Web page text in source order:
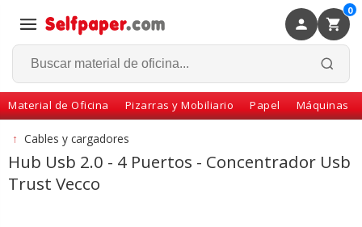
0
Material de Oficina Pizarras y Mobiliario Papel Máquinas
Volver
↑ Cables y cargadores
Hub Usb 2.0 - 4 Puertos - Concentrador Usb
Trust Vecco